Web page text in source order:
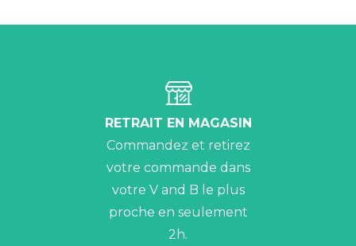
RETRAIT EN MAGASIN
Commandez et retirez
votre commande dans
votre V and B le plus
proche en seulement
2h.